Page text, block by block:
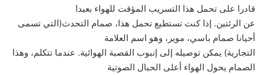
قادرا على تحمل هذا التسريب المؤقت للهواء بعيدا
عن الرئتين. إذا كنت تستطيع تحمل هذا، صمام التحدث(التي تسمى
أحيانا صمام باسي، موير، وهو اسم العلامة
التجارية) يمكن توصيله إلى إنبوب القصبة الهوائية. عندما تتكلم، وهذا
الصمام يحول الهواء أعلى الحبال الصوتية